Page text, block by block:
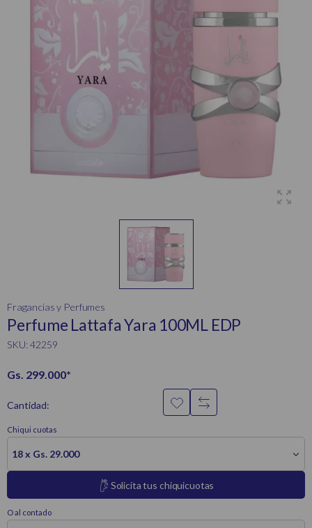
Fragancias y Perfumes
Perfume Lattafa Yara 100ML EDP
SKU: 42259
Gs. 299.000*
Cantidad:
Chiqui cuotas
18 x Gs. 29.000
Solicita tus chiquicuotas
O al contado